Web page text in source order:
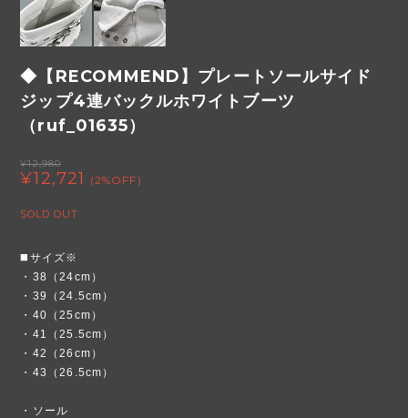
◆【RECOMMEND】プレートソールサイド
ジップ4連バックルホワイトブーツ
（ruf_01635）
¥12,980
¥12,721 (2%OFF)
SOLD OUT
◼️サイズ※
・38（24cm）
・39（24.5cm）
・40（25cm）
・41（25.5cm）
・42（26cm）
・43（26.5cm）
・ソール